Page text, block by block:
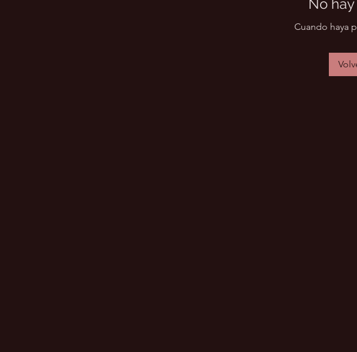
No
Cuando haya